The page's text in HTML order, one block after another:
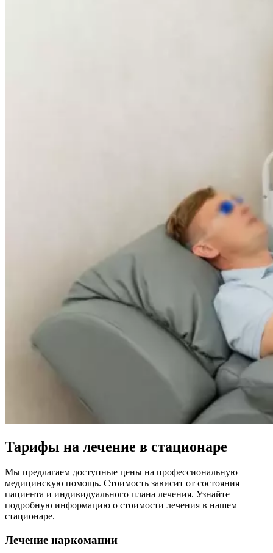
Тарифы на лечение в стационаре
Мы предлагаем доступные цены на профессиональную
медицинскую помощь. Стоимость зависит от состояния
пациента и индивидуального плана лечения. Узнайте
подробную информацию о стоимости лечения в нашем
стационаре.
Лечение наркомании